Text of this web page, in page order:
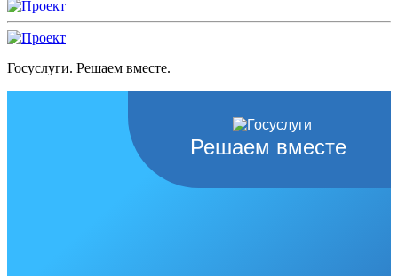
Госуслуги. Решаем вместе.
Решаем вместе